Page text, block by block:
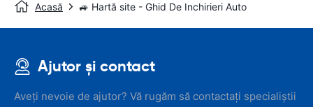
Acasă 🚙 Hartă site - Ghid De Inchirieri Auto
Ajutor și contact
Aveți nevoie de ajutor? Vă rugăm să contactați specialiștii